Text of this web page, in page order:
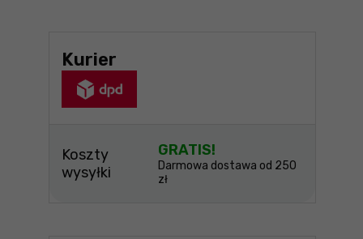
Kurier
Koszty
wysyłki
GRATIS!
Darmowa dostawa od 250
zł